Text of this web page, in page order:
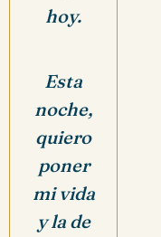
hoy.
Esta
noche,
quiero
poner
mi vida
y la de